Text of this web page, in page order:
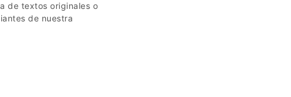
de textos originales o
de nuestra